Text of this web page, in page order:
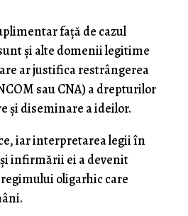
față de cazul
și alte domenii legitime
ar justifica restrângerea
sau CNA) a drepturilor
și diseminare a ideilor.
iar interpretarea legii în
infirmării ei a devenit
oligarhic care